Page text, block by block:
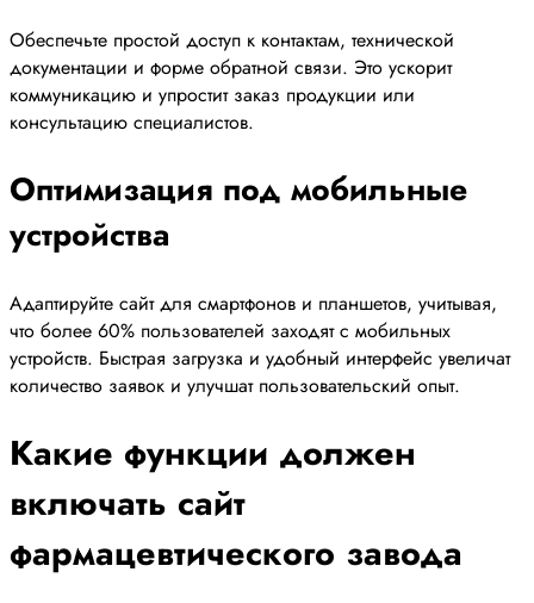
Обеспечьте простой доступ к контактам, технической
документации и форме обратной связи. Это ускорит
коммуникацию и упростит заказ продукции или
консультацию специалистов.
Оптимизация под мобильные
устройства
Адаптируйте сайт для смартфонов и планшетов, учитывая,
что более 60% пользователей заходят с мобильных
устройств. Быстрая загрузка и удобный интерфейс увеличат
количество заявок и улучшат пользовательский опыт.
Какие функции должен
включать сайт
фармацевтического завода